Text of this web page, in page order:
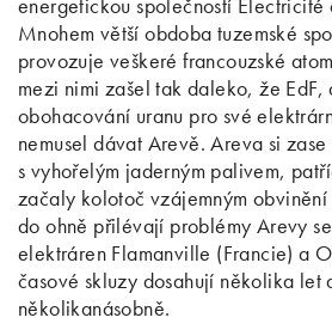
Mnohem větší obdoba tuzemské
provozuje veškeré francouzské
mezi nimi zašel tak daleko, že EdF,
obohacování uranu pro své
nemusel dávat Arevě. Areva si
s vyhořelým jaderným palivem,
začaly kolotoč vzájemným
do ohně přilévají problémy Arevy
elektráren Flamanville (Francie) a
časové skluzy dosahují několika let
několikanásobně.